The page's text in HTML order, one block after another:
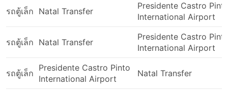
รถตู้เล็ก Natal Transfer
Presidente Castro
International Airport
รถตู้เล็ก Natal Transfer
Presidente Castro
International Airport
รถตู้เล็ก
Presidente Castro Pinto
International Airport
Natal Transfer